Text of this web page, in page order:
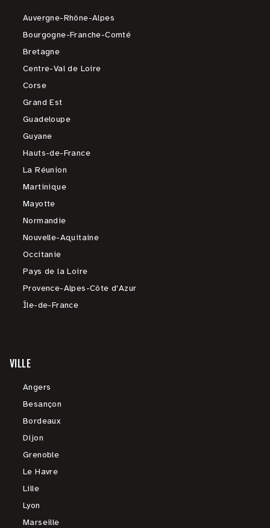
Auvergne-Rhône-Alpes
Bourgogne-Franche-Comté
Bretagne
Centre-Val de Loire
Corse
Grand Est
Guadeloupe
Guyane
Hauts-de-France
La Réunion
Martinique
Mayotte
Normandie
Nouvelle-Aquitaine
Occitanie
Pays de la Loire
Provence-Alpes-Côte d'Azur
Île-de-France
VILLE
Angers
Besançon
Bordeaux
Dijon
Grenoble
Le Havre
Lille
Lyon
Marseille